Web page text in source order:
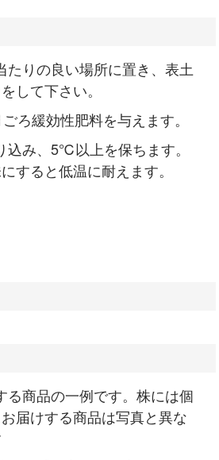
たりの良い場所に置き、表土
して下さい。
ろ緩効性肥料を与えます。
込み、5℃以上を保ちます。
すると低温に耐えます。
る商品の一例です。株には個
届けする商品は写真と異な